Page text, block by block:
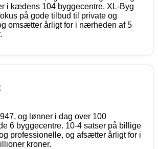
i kædens 104 byggecentre. XL-Byg
på gode tilbud til private og
omsætter årligt for i nærheden af 5
og lønner i dag over 100
6 byggecentre. 10-4 satser på billige
professionelle, og afsætter årligt for i
kroner.